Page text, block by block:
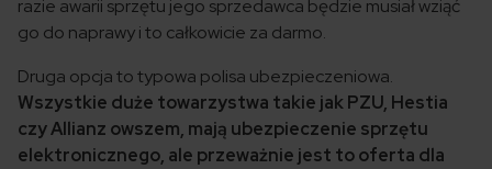
razie awarii sprzętu jego sprzedawca będzie musiał wziąć
go do naprawy i to całkowicie za darmo.
Druga opcja to typowa polisa ubezpieczeniowa.
Wszystkie duże towarzystwa takie jak PZU, Hestia
czy Allianz owszem, mają ubezpieczenie sprzętu
elektronicznego, ale przeważnie jest to oferta dla